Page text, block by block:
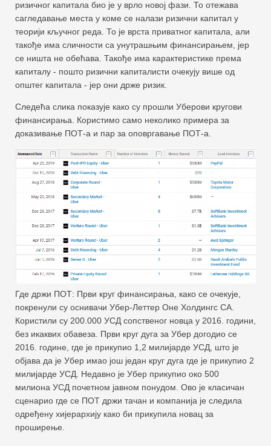
ризичног капитала био је у врло новој фази. То отежава
сагледавање места у коме се налази ризични капитал у
теорији кључног реда. То је врста приватног капитала, али
такође има сличности са унутрашњим финансирањем, јер
се ништа не обећава. Такође има карактеристике према
капиталу - пошто ризични капиталисти очекују више од
општег капитала - јер они држе ризик.
Следећа слика показује како су прошли Уберови кругови
финансирања. Користимо само неколико примера за
доказивање ПОТ-а и пар за оповргавање ПОТ-а.
Где држи ПОТ: Први круг финансирања, како се очекује,
покренули су оснивачи Убер-Леттер Оне Холдингс СА.
Користили су 200.000 УСД сопственог новца у 2016. години,
без икаквих обавеза. Први круг дуга за Убер догодио се
2016. године, где је прикупио 1,2 милијарде УСД, што је
објава да је Убер имао још један круг дуга где је прикупио 2
милијарде УСД. Недавно је Убер прикупио око 500
милиона УСД почетном јавном понудом. Ово је класичан
сценарио где се ПОТ држи тачан и компанија је следила
одређену хијерархију како би прикупила новац за
проширење.